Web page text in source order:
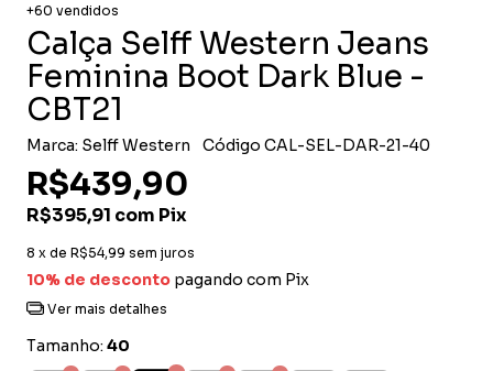
+60 vendidos
Calça Selff Western Jeans
Feminina Boot Dark Blue -
CBT21
Marca: Selff Western Código CAL-SEL-DAR-21-40
R$439,90
R$395,91 com Pix
8 x de R$54,99 sem juros
10% de desconto pagando com Pix
Ver mais detalhes
Tamanho: 40